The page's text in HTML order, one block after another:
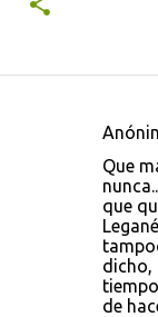
Que
que
dicho,
de